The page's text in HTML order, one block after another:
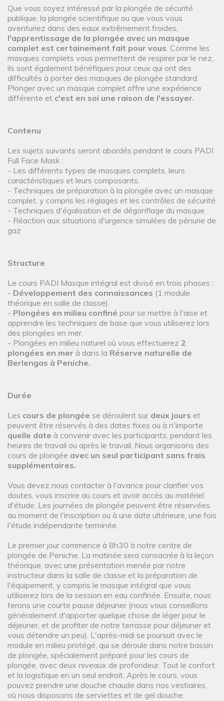
Que vous soyez intéressé par la plongée de sécurité
publique, la plongée scientifique ou que vous vous
aventuriez dans des eaux extrêmement froides,
l'apprentissage de la plongée avec un masque
complet est certainement fait pour vous. Comme les
masques complets vous permettent de respirer par le nez,
ils sont également bénéfiques pour ceux qui ont des
difficultés à porter des masques de plongée standard.
Plonger avec un masque complet offre une expérience
différente et c'est en soi une raison de l'essayer.
Contenu
Les sujets suivants seront abordés pendant le cours PADI
Full Face Mask :
- Les différents types de masques complets, leurs
caractéristiques et leurs composants.
- Techniques de préparation à la plongée avec un masque
complet, y compris les réglages et les contrôles de sécurité
- Techniques d'égalisation et de dégonflage du masque
- Réaction aux situations d'urgence simulées de pénurie de
gaz
Structure
Le cours PADI Masque intégral est divisé en trois phases :
- Développement des connaissances (1 module
théorique en salle de classe).
- Plongées en milieu confiné pour se mettre à l'aise et
apprendre les techniques de base que vous utiliserez lors
des plongées en mer.
- Plongées en milieu naturel où vous effectuerez 2
plongées en mer à dans la Réserve naturelle de
Berlengas à Peniche.
Durée
Les cours de plongée se déroulent sur deux jours et
peuvent être réservés à des dates fixes ou à n'importe
quelle date à convenir avec les participants, pendant les
heures de travail ou après le travail. Nous organisons des
cours de plongée avec un seul participant sans frais
supplémentaires.
Vous devez nous contacter à l'avance pour clarifier vos
doutes, vous inscrire au cours et avoir accès au matériel
d'étude. Les journées de plongée peuvent être réservées
au moment de l'inscription ou à une date ultérieure, une fois
l'étude indépendante terminée.
Le premier jour commence à 8h30 à notre centre de
plongée de Peniche. La matinée sera consacrée à la leçon
théorique, avec une présentation menée par notre
instructeur dans la salle de classe et la préparation de
l'équipement, y compris le masque intégral que vous
utiliserez lors de la session en eau confinée. Ensuite, nous
ferons une courte pause déjeuner (nous vous conseillons
généralement d'apporter quelque chose de léger pour le
déjeuner, et de profiter de notre terrasse pour déjeuner et
vous détendre un peu). L'après-midi se poursuit avec le
module en milieu protégé, qui se déroule dans notre bassin
de plongée, spécialement préparé pour les cours de
plongée, avec deux niveaux de profondeur. Tout le confort
et la logistique en un seul endroit. Après le cours, vous
pouvez prendre une douche chaude dans nos vestiaires,
où nous disposons de serviettes et de gel douche.